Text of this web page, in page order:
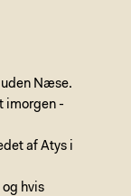
uden Næse.
imorgen -
af Atys i
hvis